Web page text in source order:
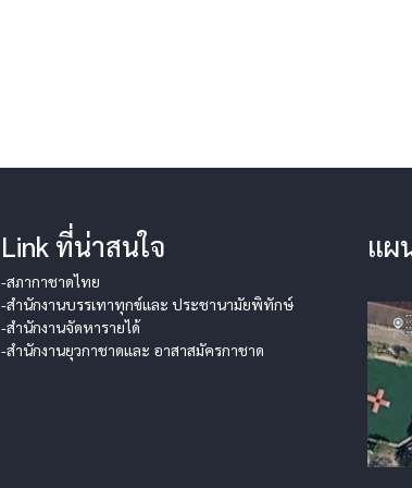
Link ที่น่าสนใจ
-สภากาชาดไทย
-สำนักงานบรรเทาทุกข์และ ประชานามัยพิทักษ์
-สำนักงานจัดหารายได้
-สำนักงานยุวกาชาดและ อาสาสมัครกาชาด
แผ